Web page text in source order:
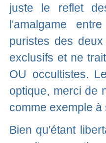
juste le reflet
l'amalgame
puristes des
exclusifs et ne
OU occultistes.
optique, merci de
comme exemple
Bien qu'étant